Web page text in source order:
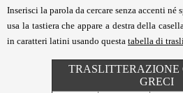
Inserisci la parola da cercare senza accenti
usa la tastiera che appare a destra della
in caratteri latini usando questa tabella di
TRASLITTERAZIONE
GRECI